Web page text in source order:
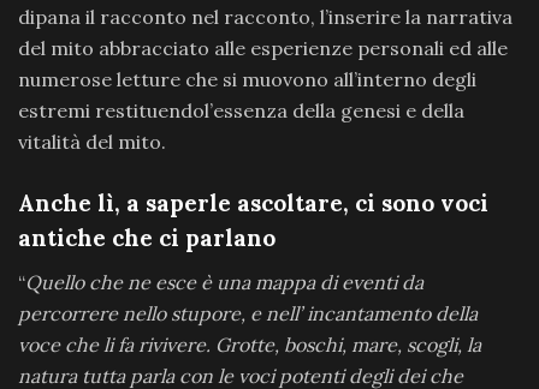
dipana il racconto nel racconto, l’inserire la narrativa
del mito abbracciato alle esperienze personali ed alle
numerose letture che si muovono all’interno degli
estremi restituendol’essenza della genesi e della
vitalità del mito.
Anche lì, a saperle ascoltare, ci sono voci
antiche che ci parlano
“Quello che ne esce è una mappa di eventi da
percorrere nello stupore, e nell’ incantamento della
voce che li fa rivivere. Grotte, boschi, mare, scogli, la
natura tutta parla con le voci potenti degli dei che